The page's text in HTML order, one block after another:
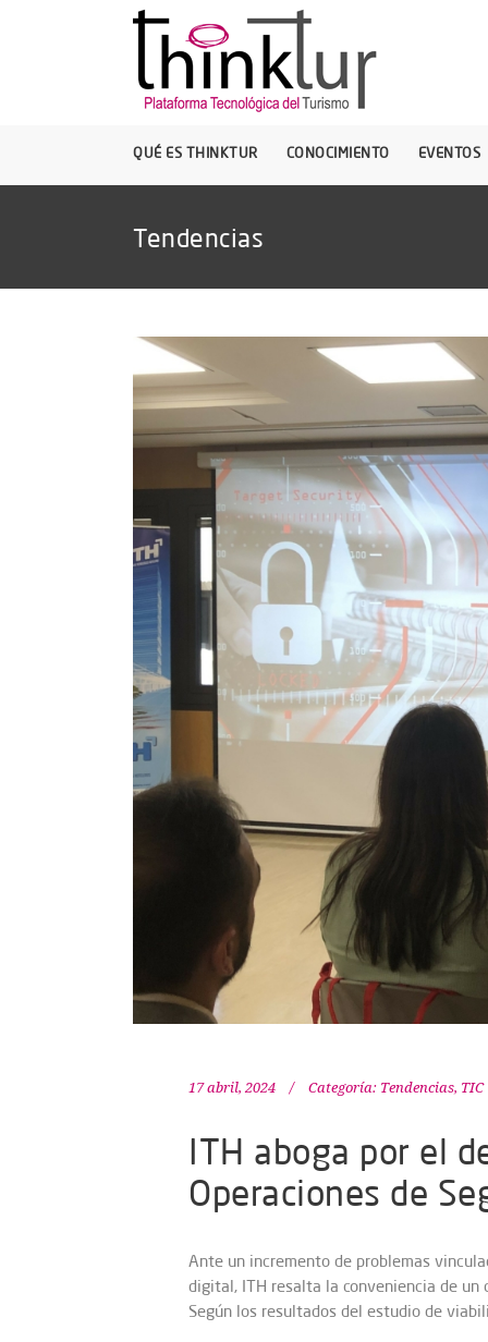
QUÉ ES THINKTUR CONOCIMIENTO EVENTOS
Tendencias
17 abril, 2024 Categoría: Tendencias, TIC
ITH aboga por el
Operaciones de
Ante un incremento de problemas
digital, ITH resalta la conveniencia de un
Según los resultados del estudio de